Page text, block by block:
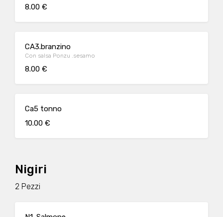
8.00 €
CA3.branzino
Con salsa Ponzu .sesamo
8.00 €
Ca5 tonno
10.00 €
Nigiri
2 Pezzi